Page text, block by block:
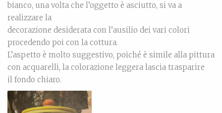
bianco, una volta che l’oggetto è asciutto, si va a
realizzare la
decorazione desiderata con l’ausilio dei vari colori
procedendo poi con la cottura.
L’aspetto è molto suggestivo, poiché è simile alla pittura
con acquarelli, la colorazione leggera lascia trasparire
il fondo chiaro.